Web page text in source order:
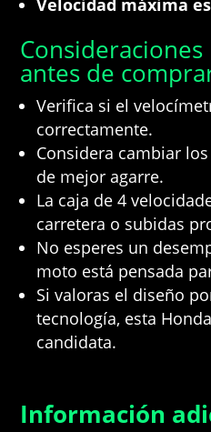
Velocidad máxima
antes de
Verifica si el
correctamente.
Considera cambiar
de mejor agarre.
La caja de 4
carretera o subidas
No esperes un
moto está pensada
Si valoras el diseño
tecnología, esta
candidata.
Información